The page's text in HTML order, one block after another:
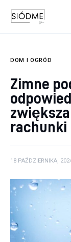
Uroda
DOM I OGRÓD
Zimne
rachunki
18 PAŹDZIERNIKA,